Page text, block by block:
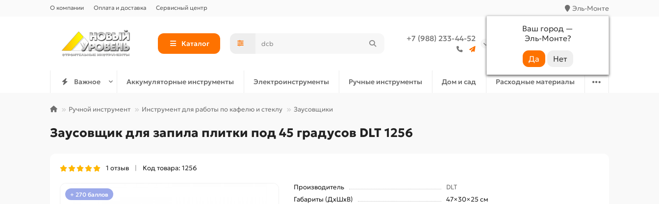
О компании Оплата и доставка Сервисный центр Эль-Монте
Ваш город —
Эль-Монте?
Каталог
+7 (988) 233-44-52
Аккаунт Избранное
Важное Аккумуляторные инструменты Электроинструменты Ручные инструменты Дом и сад Расходные материалы
Ручной инструмент Инструмент для работы по кафелю и стеклу Заусовщики
Заусовщик для запила плитки под 45 градусов DLT 1256
1 отзыв Код товара: 1256
+ 270 баллов
Производитель
DLT
Габариты (ДхШхВ)
47×30×25 см